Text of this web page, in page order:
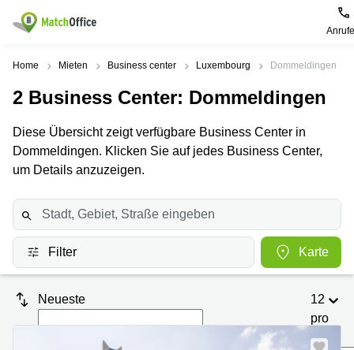
Mieten / Vermieten
Pages
produits
Bureau
d’affaires
Coworking
Salles
de
virtuel
Villes
Luxembourg
Esch-
Alzette
Senningerberg
Bertrange
Recherches
Сoworking
Luxembourg
réunion
Luxembourg
Coworking
Bertrange
d'affaires
Hilfe
Über uns
Preis
Log-in
Sprache wählen
Luxembourg
Home Mieten Business center Luxembourg Dommeldingen
2 Business Center: Dommeldingen
Diese Übersicht zeigt verfügbare Business Center in
Dommeldingen. Klicken Sie auf jedes Business Center,
um Details anzuzeigen.
Filter Karte
Neueste
12
pro
Seite